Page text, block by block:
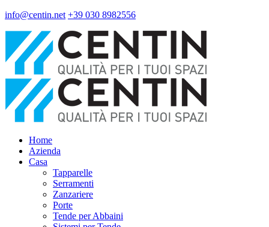
info@centin.net +39 030 8982556
Home
Azienda
Casa
Tapparelle
Serramenti
Zanzariere
Porte
Tende per Abbaini